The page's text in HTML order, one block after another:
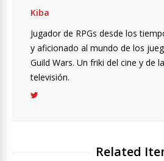
Kiba
Jugador de RPGs desde los
y aficionado al mundo de los
Guild Wars. Un friki del cine y de
televisión.
Related